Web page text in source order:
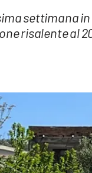
settimana
risalente al